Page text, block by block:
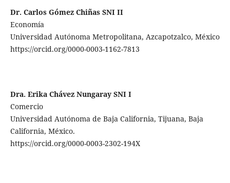
Dr. Carlos Gómez Chiñas SNI II
Economía
Universidad Autónoma Metropolitana, Azcapotzalco, México
https://orcid.org/0000-0003-1162-7813
Dra. Erika Chávez Nungaray SNI I
Comercio
Universidad Autónoma de Baja California, Tijuana, Baja
California, México.
https://orcid.org/0000-0003-2302-194X